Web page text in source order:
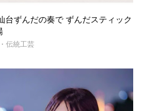
台ずんだの奏で ずんだスティック
伝統工芸